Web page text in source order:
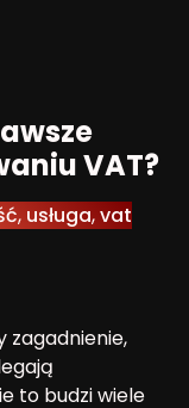
VAT?
, usługa,vat
zagadnienie,
to budzi wiele